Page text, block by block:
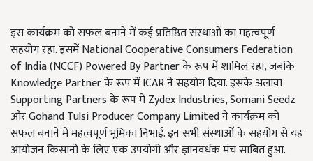
इस कार्यक्रम को सफल बनाने में कई प्रतिष्ठित संस्थाओं का महत्वपूर्ण
सहयोग रहा. इसमें National Cooperative Consumers Federation
of India (NCCF) Powered By Partner के रूप में शामिल रहा, जबकि
Knowledge Partner के रूप में ICAR ने सहयोग दिया. इसके अलावा
Supporting Partners के रूप में Zydex Industries, Somani Seedz
और Gohand Tulsi Producer Company Limited ने कार्यक्रम को
सफल बनाने में महत्वपूर्ण भूमिका निभाई. इन सभी संस्थाओं के सहयोग से यह
आयोजन किसानों के लिए एक उपयोगी और ज्ञानवर्धक मंच साबित हुआ.